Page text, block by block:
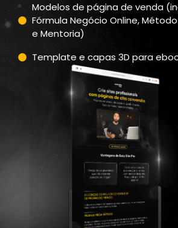
Modelos de página de venda
Fórmula Negócio Online,
e Mentoria)
Template e capas 3D para